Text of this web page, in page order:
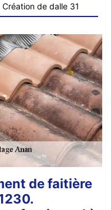
Création de dalle 31
de faitière